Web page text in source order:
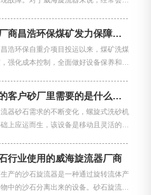
威海旋流器厂商昌浩环保煤矿发力保障重介系统稳定运行
浩环保自重介项目投运以来，煤矿洗煤
强化成本控制，全面做好设备保养和维
威海旋流器的客户砂厂里需要的是什么样的呢？
器砂石需求的不断变化，螺旋式洗砂机
上应运而生，该设备是移动且灵活的洗
行业使用的威海旋流器厂商
产的沙石旋流器是一种通过旋转流体产
中的沙石分离出来的设备。砂石旋流器